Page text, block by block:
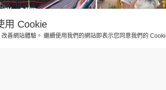
用 Cookie
善網站體驗。 繼續使用我們的網站即表示您同意我們的